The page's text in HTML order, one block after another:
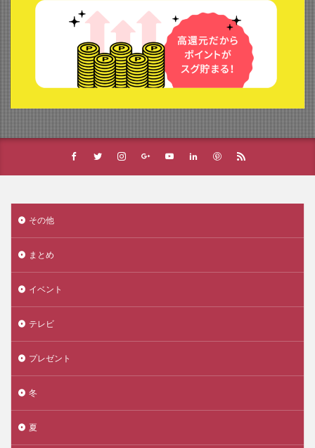
その他
まとめ
イベント
テレビ
プレゼント
冬
夏